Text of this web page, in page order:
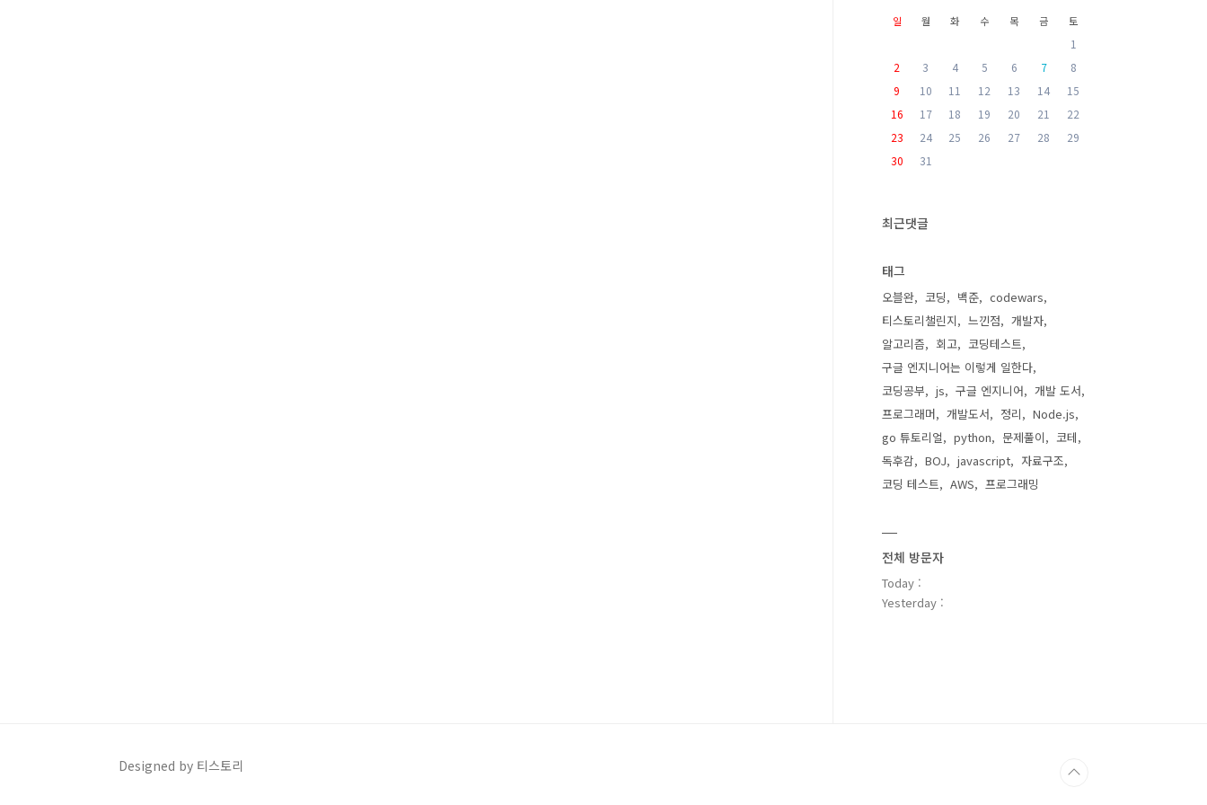
일 월 화 수 목 금 토
1
2
3 4 5 6 7
8
9
10 11 12 13 14
15
16
17 18 19 20 21
22
23
24 25 26 27 28
29
30
31
최근댓글
태그
오블완 코딩 백준
codewars
티스토리챌린지
느낀점
개발자
알고리즘
회고
코딩테스트
구글 엔지니어는 이렇게 일한다
코딩공부
js 구글 엔지니어
개발 도서
프로그래머
개발도서 정리
Node.js
go 튜토리얼
python 문제풀이
코테
독후감
BOJ javascript
자료구조
코딩 테스트
AWS 프로그래밍
전체 방문자
Today :
Yesterday :
Designed by 티스토리